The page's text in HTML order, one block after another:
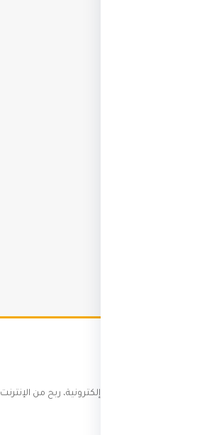
— عملات رقمية، تجارة إلكترونية، ربح من الإنترنت